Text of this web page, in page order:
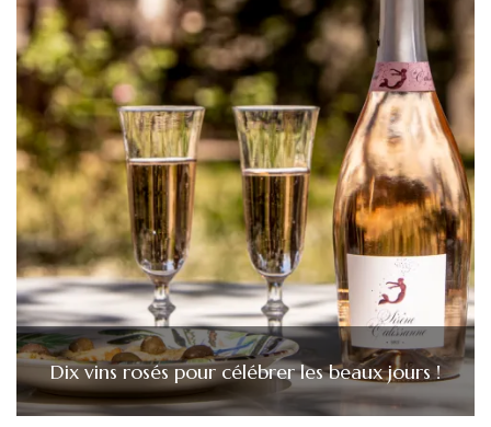
Dix vins rosés pour célébrer les beaux jours !